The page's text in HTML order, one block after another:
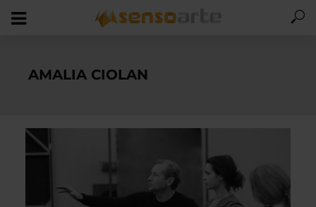
AMALIA CIOLAN